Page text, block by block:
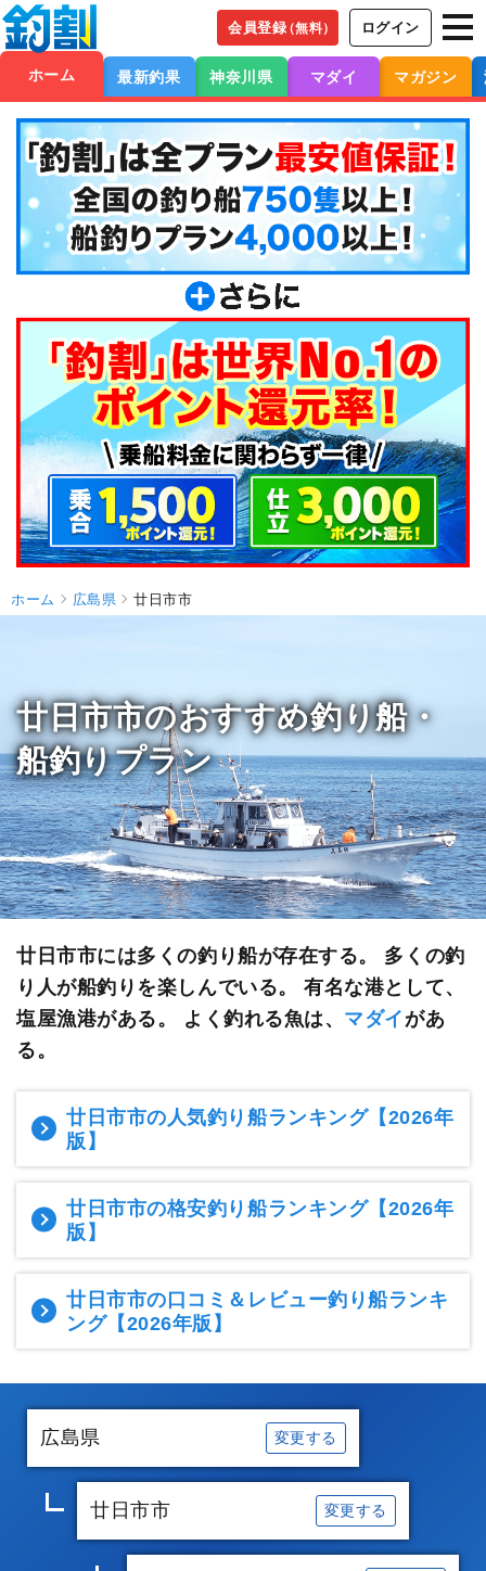
会員登録（無料） ログイン
ホーム 最新釣果 神奈川県 マダイ マガジン
ホーム 広島県 廿日市市
廿日市市のおすすめ釣り船・
船釣りプラン
廿日市市には多くの釣り船が存在する。 多くの釣
り人が船釣りを楽しんでいる。有名な港として、
塩屋漁港がある。 よく釣れる魚は、 マダイ があ
る。
廿日市市の人気釣り船ランキング【2026年
版】
廿日市市の格安釣り船ランキング【2026年
版】
廿日市市の口コミ＆レビュー釣り船ランキ
ング【2026年版】
広島県 変更する
廿日市市 変更する